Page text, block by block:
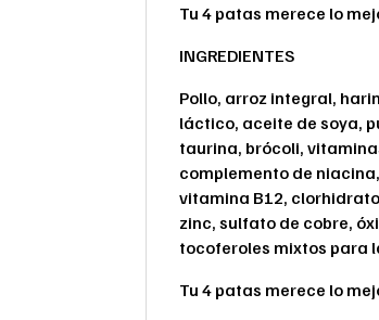
Tu 4 patas merece lo
INGREDIENTES
Pollo, arroz integral,
láctico, aceite de soya,
taurina, brócoli,
complemento de
vitamina B12,
zinc, sulfato de cobre,
tocoferoles mixtos para
Tu 4 patas merece lo